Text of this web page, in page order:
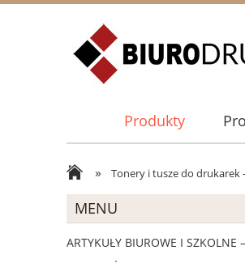
Produkty
» Tonery i tusze do drukarek
MENU
ARTYKUŁY BIUROWE I SZKOLNE –